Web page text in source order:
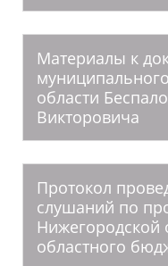
Материалы к
области
Викторовича
Протокол
слушаний по
Нижегородской
областного